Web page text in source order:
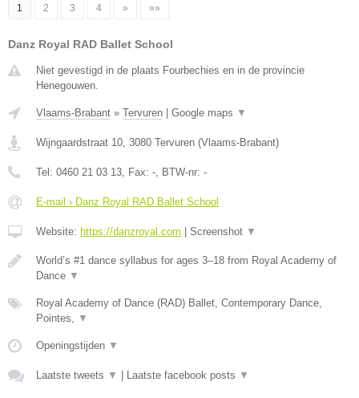
1 2 3 4 » »»
Danz Royal RAD Ballet School
Niet gevestigd in de plaats Fourbechies en in de provincie
Henegouwen.
Vlaams-Brabant » Tervuren Google maps ▼
Wijngaardstraat 10, 3080 Tervuren (Vlaams-Brabant)
Tel: 0460 21 03 13, Fax: -, BTW-nr: -
E-mail › Danz Royal RAD Ballet School
Website: https://danzroyal.com Screenshot ▼
World’s #1 dance syllabus for ages 3–18 from Royal Academy of
Dance ▼
Royal Academy of Dance (RAD) Ballet, Contemporary Dance,
Pointes, ▼
Openingstijden ▼
Laatste tweets ▼ Laatste facebook posts ▼